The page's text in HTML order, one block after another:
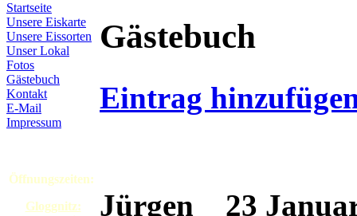
Startseite
Unsere Eiskarte
Unsere Eissorten
Unser Lokal
Fotos
Gästebuch
Kontakt
E-Mail
Impressum
Öffnungszeiten:
Gloggnitz:
Gästebuch
Eintrag
Jürgen
23